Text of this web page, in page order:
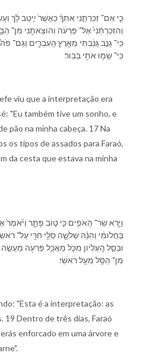
וְ⁠הִזְכַּרְתַּ֨⁠נִי֙ אֶל־ פַּרְעֹ֔ה וְ⁠הוֹצֵאתַ֖⁠נִי מִן־
כִּֽי־ שָׂמ֥וּ אֹתִ֖⁠י בַּ⁠בּֽוֹר׃
viu que a interpretação era
"Eu também tive um sonho, e
pão na minha cabeça. 17 Na
os tipos de assados para Faraó,
da cesta que estava na minha
בַּ⁠חֲלוֹמִ֔⁠י וְ⁠הִנֵּ֗ה שְׁלֹשָׁ֛ה סַלֵּ֥י חֹרִ֖י עַל־
מִן־ הַ⁠סַּ֖ל מֵ⁠עַ֥ל רֹאשִֽׁ⁠י׃
"Esta é a interpretação: as
19 Dentro de três dias, Faraó
enforcado em uma árvore e